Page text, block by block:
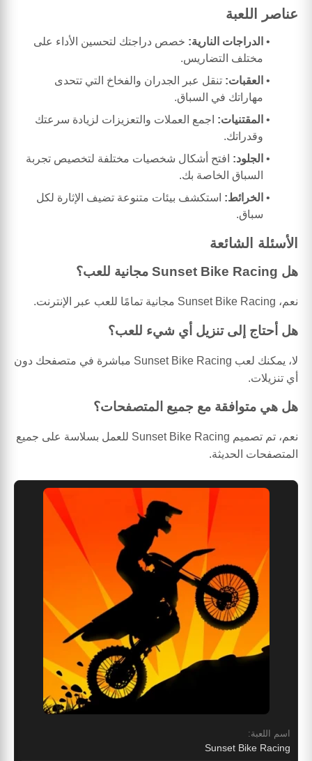
عناصر اللعبة
الدراجات النارية: خصص دراجتك لتحسين الأداء على
مختلف التضاريس.
العقبات: تنقل عبر الجدران والفخاخ التي تتحدى
مهاراتك في السباق.
المقتنيات: اجمع العملات والتعزيزات لزيادة سرعتك
وقدراتك.
الجلود: افتح أشكال شخصيات مختلفة لتخصيص تجربة
السباق الخاصة بك.
الخرائط: استكشف بيئات متنوعة تضيف الإثارة لكل
سباق.
الأسئلة الشائعة
هل Sunset Bike Racing مجانية للعب؟
نعم، Sunset Bike Racing مجانية تمامًا للعب عبر الإنترنت.
هل أحتاج إلى تنزيل أي شيء للعب؟
لا، يمكنك لعب Sunset Bike Racing مباشرة في متصفحك دون
أي تنزيلات.
هل هي متوافقة مع جميع المتصفحات؟
نعم، تم تصميم Sunset Bike Racing للعمل بسلاسة على جميع
المتصفحات الحديثة.
اسم اللعبة:
Sunset Bike Racing